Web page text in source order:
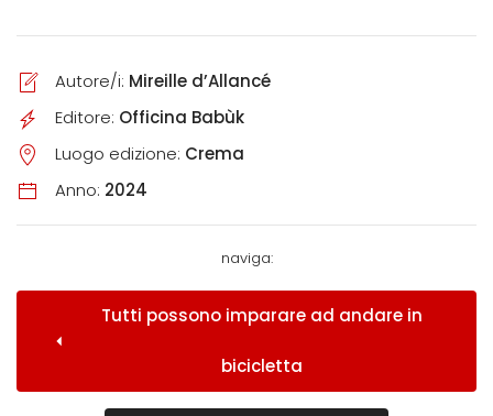
Autore/i: Mireille d’Allancé
Editore: Officina Babùk
Luogo edizione: Crema
Anno: 2024
naviga:
Tutti possono imparare ad andare in
bicicletta